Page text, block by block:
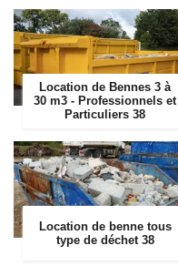
Location de Bennes 3 à
30 m3 - Professionnels et
Particuliers 38
Location de benne tous
type de déchet 38